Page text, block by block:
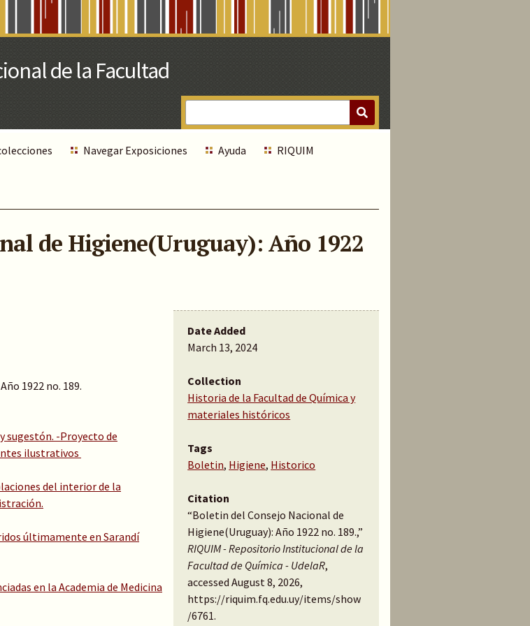
Navegar Exposiciones Ayuda RIQUIM
de Higiene(Uruguay): Año 1922
1922 no. 189.
sugestón. -Proyecto de
ilustrativos
del interior de la
últimamente en Sarandí
en la Academia de Medicina
Date Added
March 13, 2024
Collection
Historia de la Facultad de Química y
materiales históricos
Tags
Boletin, Higiene, Historico
Citation
“Boletin del Consejo Nacional de
Higiene(Uruguay): Año 1922 no. 189.,”
RIQUIM - Repositorio Institucional de la
Facultad de Química - UdelaR,
accessed August 8, 2026,
https://riquim.fq.edu.uy/items/show
/6761.